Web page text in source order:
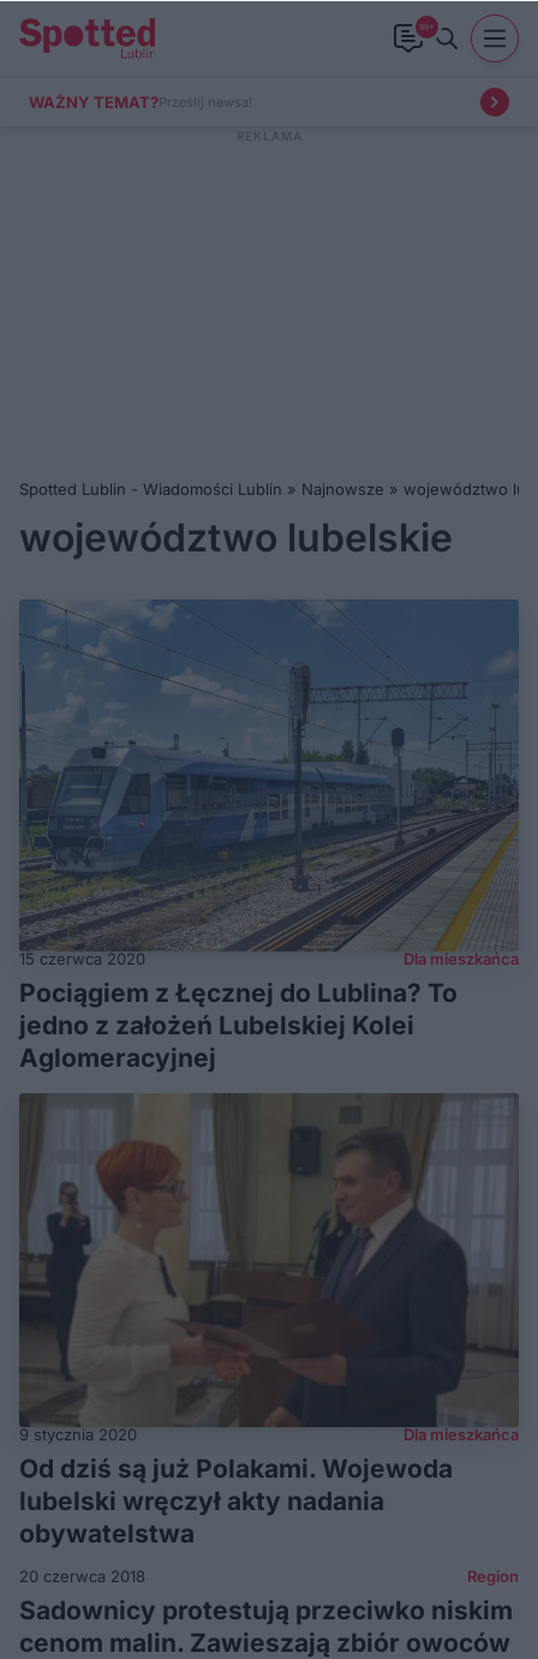
99+
WAŻNY TEMAT?Prześlij newsa!
Spotted Lublin - Wiadomości Lublin » Najnowsze » województwo
województwo lubelskie
15 czerwca 2020 Dla mieszkańca
Pociągiem z Łęcznej do Lublina? To
jedno z założeń Lubelskiej Kolei
Aglomeracyjnej
9 stycznia 2020 Dla mieszkańca
Od dziś są już Polakami. Wojewoda
lubelski wręczył akty nadania
obywatelstwa
20 czerwca 2018 Region
Sadownicy protestują przeciwko niskim
cenom malin. Zawieszają zbiór owoców